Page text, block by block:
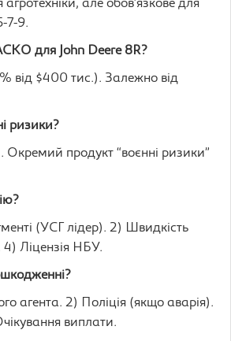
агротехніки, але обов’язкове для
7-9.
для John Deere 8R?
від $400 тис.). Залежно від
ризики?
продукт “воєнні ризики”
(УСГ лідер). 2) Швидкість
4) Ліцензія НБУ.
агента. 2) Поліція (якщо аварія).
виплати.